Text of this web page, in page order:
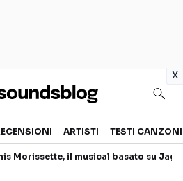
x
ARTISTI TESTI CANZONI
Morissette, il musical basato su